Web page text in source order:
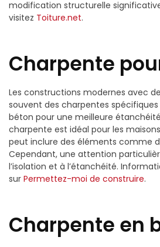
modification structurelle
visitez Toiture.net.
Charpente
Les constructions modernes avec
souvent des charpentes
béton pour une meilleure
charpente est idéal pour les
peut inclure des éléments comme
Cependant, une attention
l’isolation et à l’étanchéité.
sur Permettez-moi de construire.
Charpente en